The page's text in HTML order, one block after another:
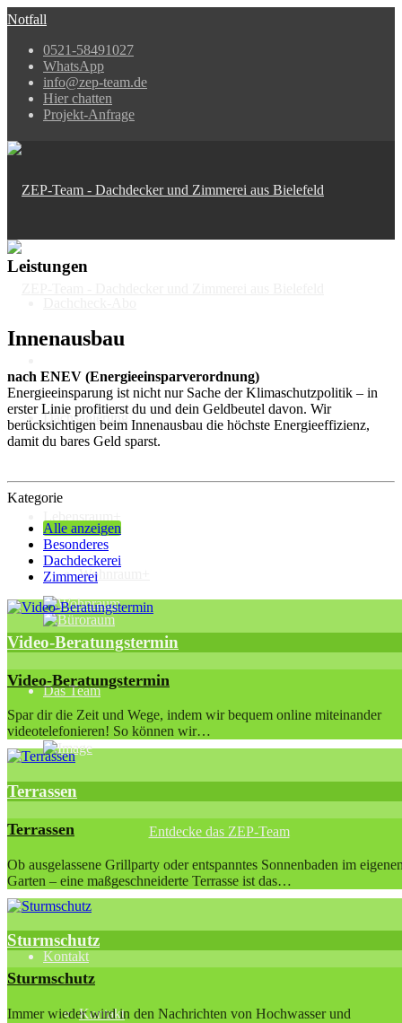
Notfall
0521-58491027
WhatsApp
info@zep-team.de
Hier chatten
Projekt-Anfrage
Dachsanierung
Wohnraum+
Das Team
Entdecke das ZEP-Team
Kontakt
Kontakt
Leistungen
Innenausbau
nach ENEV (Energieeinsparverordnung)
Energieeinsparung ist nicht nur Sache der Klimaschutzpolitik – in
erster Linie profitierst du und dein Geldbeutel davon. Wir
berücksichtigen beim Innenausbau die höchste Energieeffizienz,
damit du bares Geld sparst.
Kategorie
Alle anzeigen
Besonderes
Dachdeckerei
Zimmerei
Video-Beratungstermin
Video-Beratungstermin
Spar dir die Zeit und Wege, indem wir bequem online miteinander
videotelefonieren! So können wir…
Terrassen
Terrassen
Ob ausgelassene Grillparty oder entspanntes Sonnenbaden im
Garten – eine maßgeschneiderte Terrasse ist das…
Sturmschutz
Sturmschutz
Immer wieder wird in den Nachrichten von Hochwasser und